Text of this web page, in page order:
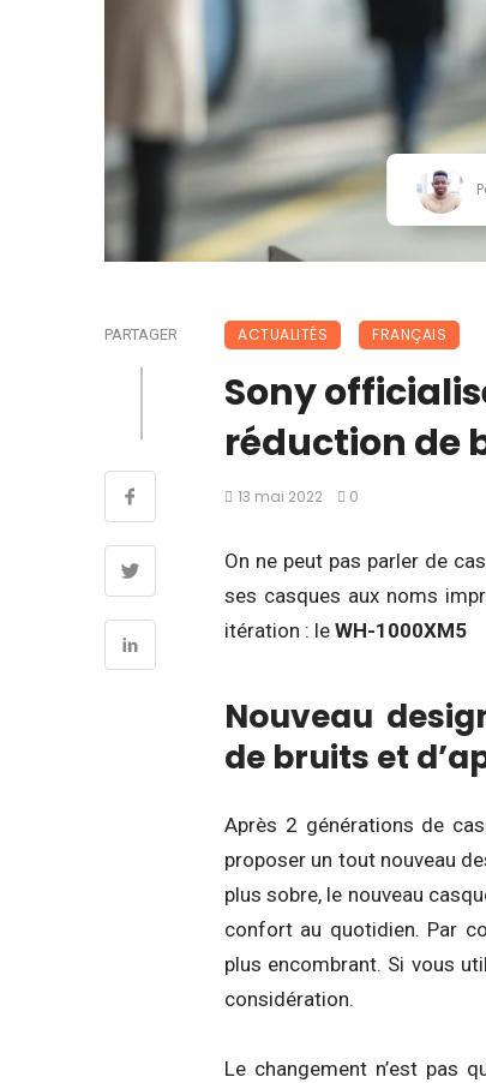
PARTAGER ACTUALITÉS FRANÇAIS
Sony
réduction de
13 mai 2022 0
On ne peut pas parler de
ses casques aux noms
itération : le WH-1000XM5
Nouveau
de bruits et
Après 2 générations de
proposer un tout nouveau
plus sobre, le nouveau
confort au quotidien. Par
plus encombrant. Si vous
considération.
Le changement n’est pas